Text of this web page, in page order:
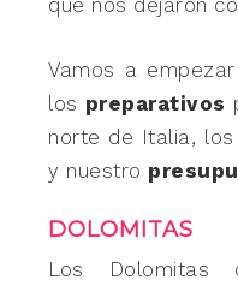
que nos dejaron
Vamos a
los preparativos
norte de Italia, los
y nuestro
DOLOMITAS
Los Dolomitas